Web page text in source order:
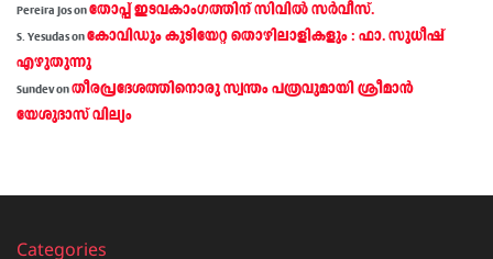
Pereira Josonതോപ്പ് ഇടവകാംഗത്തിന് സിവിൽ സർവീസ്.
S. Yesudasonകോവിഡും കുടിയേറ്റ തൊഴിലാളികളും : ഫാ. സുധീഷ്
എഴുതുന്നു
Sundevonതീരപ്രദേശത്തിനൊരു സ്വന്തം പത്രവുമായി ശ്രീമാന്‍
യേശുദാസ് വില്യം
Categories